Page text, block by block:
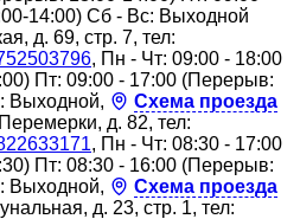
14:00) Сб - Вс: Выходной
д. 69, стр. 7, тел:
, Пн - Чт: 09:00 - 18:00
Пт: 09:00 - 17:00 (Перерыв:
Выходной,
Схема проезда
д. 82, тел:
, Пн - Чт: 08:30 - 17:00
Пт: 08:30 - 16:00 (Перерыв:
Выходной,
Схема проезда
д. 23, стр. 1, тел: